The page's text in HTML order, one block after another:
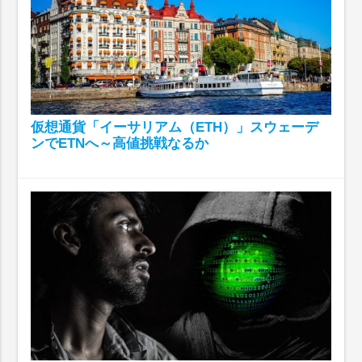
仮想通貨「イーサリアム（ETH）」スウェーデ
ンでETNへ～高値挑戦なるか